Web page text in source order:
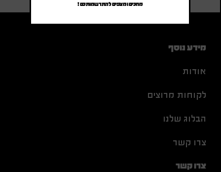
מידע נוסף
אודות
לקוחות מרוצים
הבלוג שלנו
צרו קשר
צרו קשר
מחכים ומצפים להתרשמותכם !